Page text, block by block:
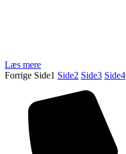
Læs mere
Forrige Side1 Side2 Side3 Side4